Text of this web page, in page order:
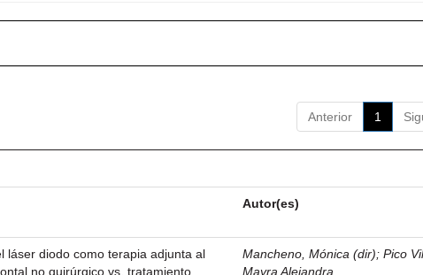
Anterior 1
Autor(es)
láser diodo como terapia adjunta al
no quirúrgico vs. tratamiento
Mancheno, Mónica (dir);Pico
Mayra Alejandra